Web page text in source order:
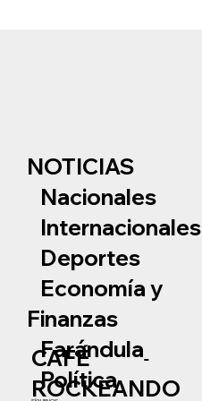
NOTICIAS
Nacionales
Internacionales
Deportes
Economía y
Finanzas
Farándula
Política
CAFÉ
ROCKEANDO